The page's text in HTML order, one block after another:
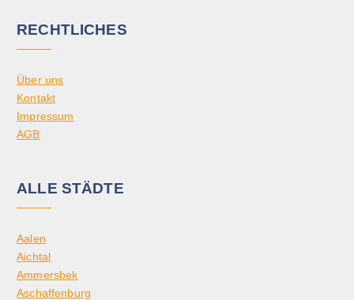
RECHTLICHES
Über uns
Kontakt
Impressum
AGB
ALLE STÄDTE
Aalen
Aichtal
Ammersbek
Aschaffenburg